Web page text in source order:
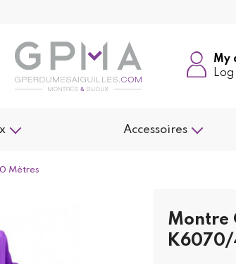
My
Log
Accessoires
Mètres
Montre